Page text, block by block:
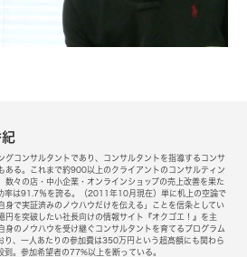
グコンサルタントであり、コンサルタントを指導するコンサ
ある。これまで約900以上のクライアントのコンサルティン
数々の店・中小企業・オンラインショップの売上改善を果た
率は91.7％を誇る。（2011年10月現在）単に机上の空論で
身で実証済みのノウハウだけを伝える」ことを信条としてい
円を突破したい社長向けの情報サイト『オクゴエ！』を主
身のノウハウを受け継ぐコンサルタントを育てるプログラム
り、一人あたりの参加費は350万円という超高額にも関わら
到。参加希望者の77%以上を断っている。